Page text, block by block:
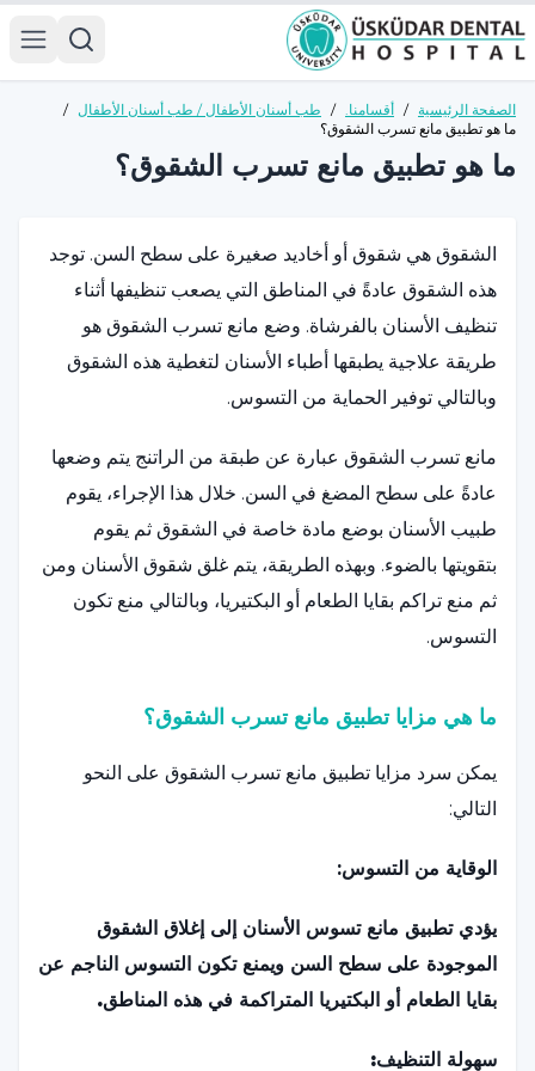
الصفحة الرئيسية / أقسامنا. / طب أسنان الأطفال / طب أسنان الأطفال /
ما هو تطبيق مانع تسرب الشقوق؟
ما هو تطبيق مانع تسرب الشقوق؟
الشقوق هي شقوق أو أخاديد صغيرة على سطح السن. توجد
هذه الشقوق عادةً في المناطق التي يصعب تنظيفها أثناء
تنظيف الأسنان بالفرشاة. وضع مانع تسرب الشقوق هو
طريقة علاجية يطبقها أطباء الأسنان لتغطية هذه الشقوق
وبالتالي توفير الحماية من التسوس.
مانع تسرب الشقوق عبارة عن طبقة من الراتنج يتم وضعها
عادةً على سطح المضغ في السن. خلال هذا الإجراء، يقوم
طبيب الأسنان بوضع مادة خاصة في الشقوق ثم يقوم
بتقويتها بالضوء. وبهذه الطريقة، يتم غلق شقوق الأسنان ومن
ثم منع تراكم بقايا الطعام أو البكتيريا، وبالتالي منع تكون
التسوس.
ما هي مزايا تطبيق مانع تسرب الشقوق؟
يمكن سرد مزايا تطبيق مانع تسرب الشقوق على النحو
التالي:
الوقاية من التسوس:
يؤدي تطبيق مانع تسوس الأسنان إلى إغلاق الشقوق
الموجودة على سطح السن ويمنع تكون التسوس الناجم عن
بقايا الطعام أو البكتيريا المتراكمة في هذه المناطق.
سهولة التنظيف: